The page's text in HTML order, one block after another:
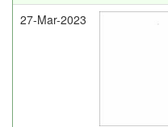
27-Mar-2023